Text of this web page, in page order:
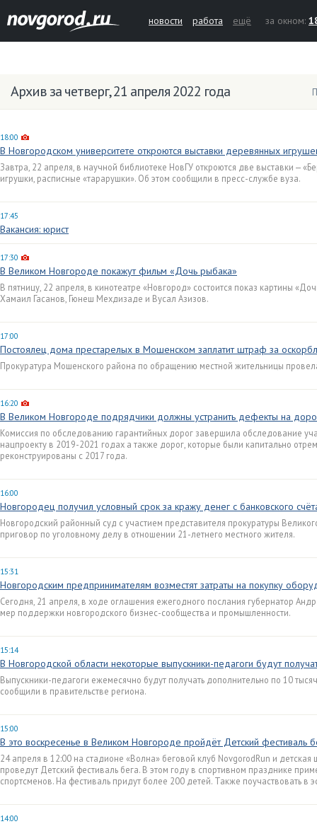
новости работа ещё за окном:
Архив за четверг, 21 апреля 2022 года
18:00
В Новгородском университете откроются выставки деревянных
Завтра, 22 апреля, в научной библиотеке НовГУ откроются две выставки —
игрушки, расписные «тарарушки». Об этом сообщили в пресс-службе вуза.
17:45
Вакансия: юрист
17:30
В Великом Новгороде покажут фильм «Дочь рыбака»
В пятницу, 22 апреля, в кинотеатре «Новгород» состоится показ картины
Хамаил Гасанов, Гюнеш Мехдизаде и Вусал Азизов.
17:00
Постоялец дома престарелых в Мошенском заплатит штраф за
Прокуратура Мошенского района по обращению местной жительницы
16:20
В Великом Новгороде подрядчики должны устранить дефекты на
Комиссия по обследованию гарантийных дорог завершила обследование
нацпроекту в 2019-2021 годах а также дорог, которые были капитально
реконструированы с 2017 года.
16:00
Новгородец получил условный срок за кражу денег с банковского
Новгородский районный суд с участием представителя прокуратуры
приговор по уголовному делу в отношении 21-летнего местного жителя.
15:31
Новгородским предпринимателям возместят затраты на покупку
Сегодня, 21 апреля, в ходе оглашения ежегодного послания губернатор
мер поддержки новгородского бизнес-сообщества и промышленности.
15:14
В Новгородской области некоторые выпускники-педагоги будут
Выпускники-педагоги ежемесячно будут получать дополнительно по 10
сообщили в правительстве региона.
15:00
В это воскресенье в Великом Новгороде пройдёт Детский фестиваль
24 апреля в 12:00 на стадионе «Волна» беговой клуб NovgorodRun и
проведут Детский фестиваль бега. В этом году в спортивном празднике
спортсменов. На фестиваль придут более 200 детей. Также поучаствовать в
14:00